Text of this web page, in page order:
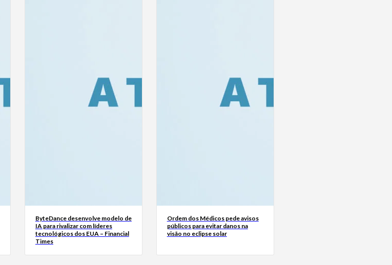
ByteDance desenvolve modelo de
IA para rivalizar com líderes
tecnológicos dos EUA – Financial
Times
Ordem dos Médicos pede avisos
públicos para evitar danos na
visão no eclipse solar